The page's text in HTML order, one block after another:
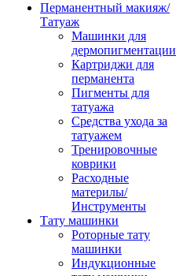
Перманентный макияж/
Татуаж
Машинки для
дермопигментации
Картриджи для
перманента
Пигменты для
татуажа
Средства ухода за
татуажем
Тренировочные
коврики
Расходные
материлы/
Инструменты
Тату машинки
Роторные тату
машинки
Индукционные